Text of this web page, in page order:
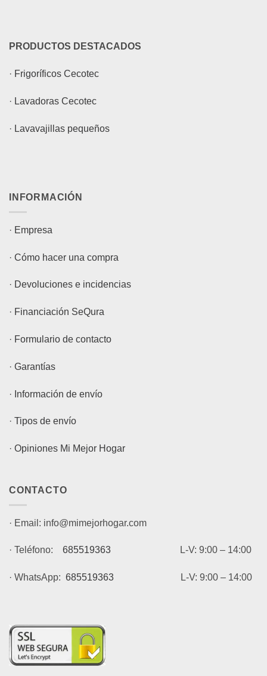
PRODUCTOS DESTACADOS
· Frigoríficos Cecotec
· Lavadoras Cecotec
· Lavavajillas pequeños
INFORMACIÓN
· Empresa
· Cómo hacer una compra
· Devoluciones e incidencias
· Financiación SeQura
· Formulario de contacto
· Garantías
· Información de envío
· Tipos de envío
· Opiniones Mi Mejor Hogar
CONTACTO
· Email: info@mimejorhogar.com
· Teléfono: 685519363 L-V: 9:00 – 14:00
· WhatsApp: 685519363 L-V: 9:00 – 14:00